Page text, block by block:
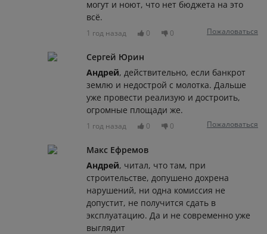
могут и ноют, что нет бюджета на это
всё.
1 год назад 0 0 Пожаловаться
Сергей Юрин
Андрей, действительно, если банкрот
землю и недострой с молотка. Дальше
уже провести реализую и достроить,
огромные площади же.
1 год назад 0 0 Пожаловаться
Макс Ефремов
Андрей, читал, что там, при
строительстве, допушено дохрена
нарушений, ни одна комиссия не
допустит, не получится сдать в
эксплуатацию. Да и не современно уже
выглядит